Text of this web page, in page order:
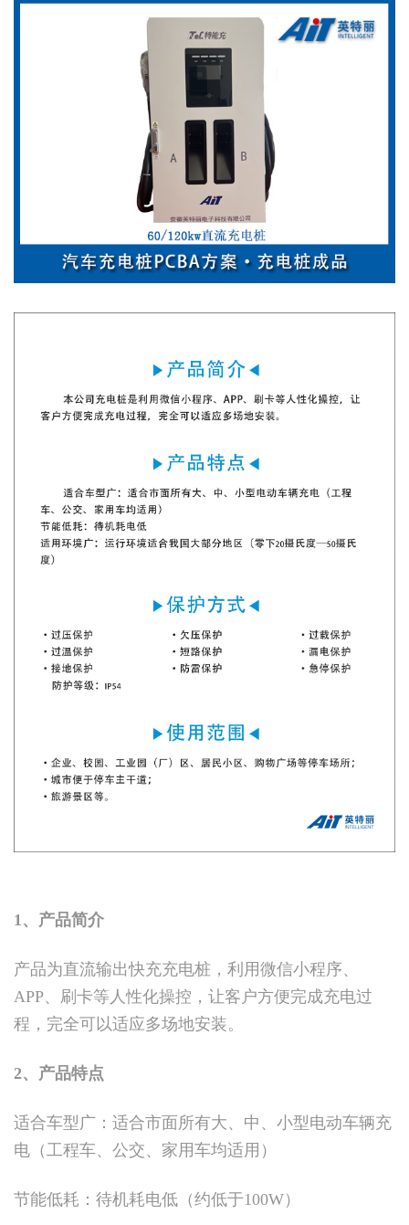
1、产品简介
产品为直流输出快充充电桩，利用微信小程序、
APP、刷卡等人性化操控，让客户方便完成充电过
程，完全可以适应多场地安装。
2、产品特点
适合车型广：适合市面所有大、中、小型电动车辆充
电（工程车、公交、家用车均适用）
节能低耗：待机耗电低（约低于100W）